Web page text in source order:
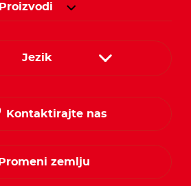
Proizvodi
Jezik
Kontaktirajte nas
Promeni zemlju